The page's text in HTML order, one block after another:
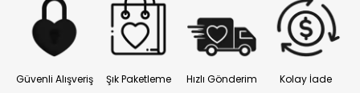
Güvenli Alışveriş Şık Paketleme Hızlı Gönderim Kolay İade